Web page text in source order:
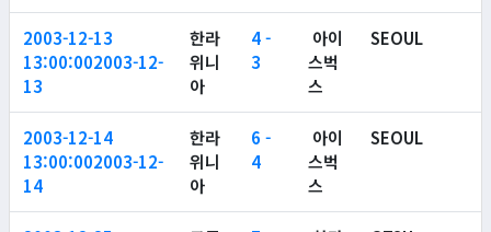
2003-12-13
13:00:002003-12-
13
한라
위니
아
4 -
3
아이
스벅
스
SEOUL
2003-12-14
13:00:002003-12-
14
한라
위니
아
6 -
4
아이
스벅
스
SEOUL